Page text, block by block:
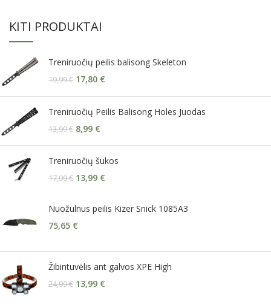
KITI PRODUKTAI
Treniruočių peilis balisong Skeleton
19,99€ 17,80 €
Treniruočių Peilis Balisong Holes Juodas
13,99€ 8,99 €
Treniruočių šukos
17,99€ 13,99 €
Nuožulnus peilis Kizer Snick 1085A3
75,65 €
Žibintuvėlis ant galvos XPE High
24,99€ 13,99 €